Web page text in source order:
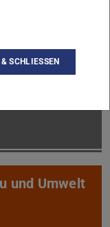
(UCT)
und Umwelt
SCHLIESSEN